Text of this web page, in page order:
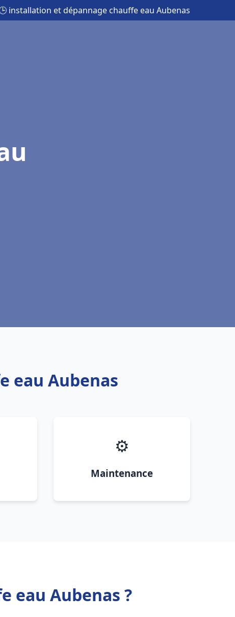
installation et dépannage chauffe eau Aubenas
eau Aubenas
⚙️
Maintenance
eau Aubenas ?